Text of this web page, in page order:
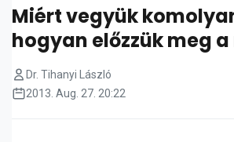
Miért vegyük
hogyan előzzük meg
Dr. Tihanyi László
2013. Aug. 27. 20:22